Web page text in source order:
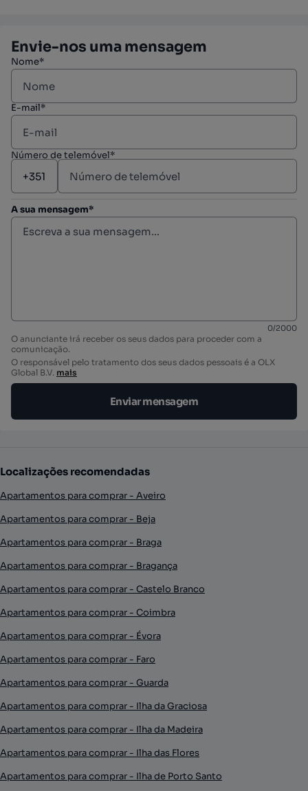
Envie-nos uma mensagem
Nome*
E-mail*
Número de telemóvel*
A sua mensagem*
0/2000
O anunciante irá receber os seus dados para proceder com a
comunicação.
O responsável pelo tratamento dos seus dados pessoais é a OLX
Global B.V. mais
Enviar mensagem
Localizações recomendadas
Apartamentos para comprar - Aveiro
Apartamentos para comprar - Beja
Apartamentos para comprar - Braga
Apartamentos para comprar - Bragança
Apartamentos para comprar - Castelo Branco
Apartamentos para comprar - Coimbra
Apartamentos para comprar - Évora
Apartamentos para comprar - Faro
Apartamentos para comprar - Guarda
Apartamentos para comprar - Ilha da Graciosa
Apartamentos para comprar - Ilha da Madeira
Apartamentos para comprar - Ilha das Flores
Apartamentos para comprar - Ilha de Porto Santo